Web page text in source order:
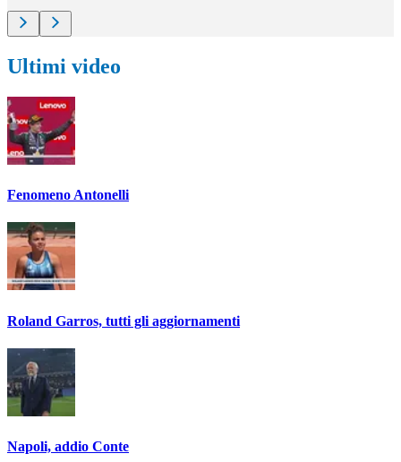
Ultimi video
Fenomeno Antonelli
Roland Garros, tutti gli aggiornamenti
Napoli, addio Conte